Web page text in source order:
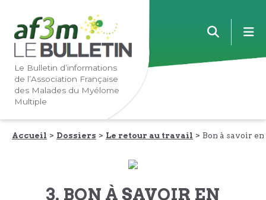
Lien
vers
navigation
principale
Lien
vers
contenu
principal
Le Bulletin d’informations
de l’Association Française
des Malades du Myélome
Multiple
Accueil Dossiers Le retour au travail Bon à savoir
3. BON À SAVOIR EN